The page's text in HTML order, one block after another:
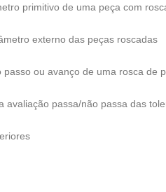
primitivo de uma peça com
externo das peças roscadas
ou avanço de uma rosca de
avaliação passa/não passa das